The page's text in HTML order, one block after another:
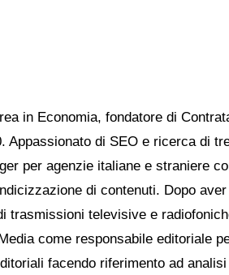
in Economia, fondatore di
Appassionato di SEO e ricerca di
per agenzie italiane e straniere
di contenuti. Dopo
trasmissioni televisive e
come responsabile editoriale
facendo riferimento ad